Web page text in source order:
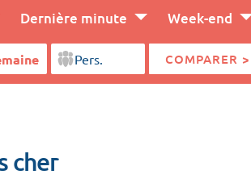
Dernière minute Week-end
COMPARER >
cher